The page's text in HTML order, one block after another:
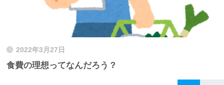
2022年3月27日
食費の理想ってなんだろう？